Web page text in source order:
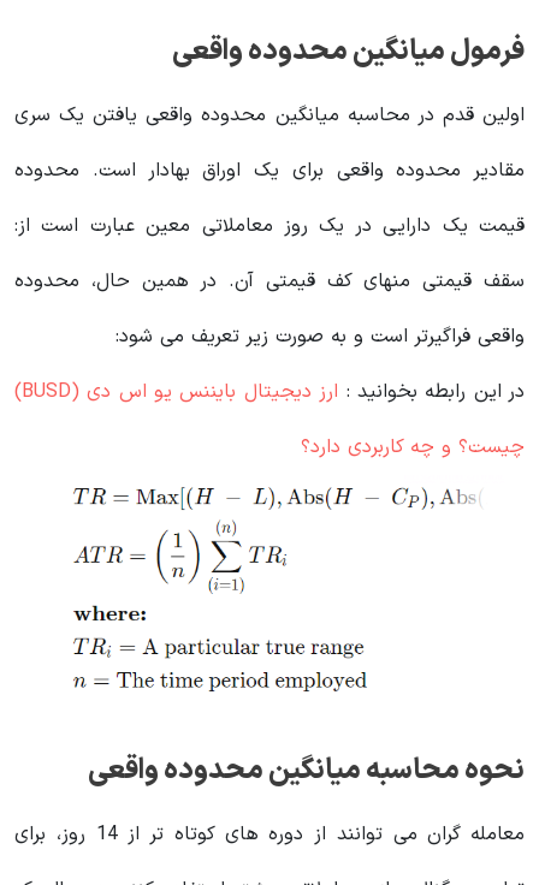
فرمول میانگین محدوده واقعی
اولین قدم در محاسبه میانگین محدوده واقعی یافتن یک سری
مقادیر محدوده واقعی برای یک اوراق بهادار است. محدوده
قیمت یک دارایی در یک روز معاملاتی معین عبارت است از:
سقف قیمتی منهای کف قیمتی آن. در همین حال، محدوده
واقعی فراگیرتر است و به صورت زیر تعریف می شود:
در این رابطه بخوانید‌ :
ارز دیجیتال بایننس یو اس دی (BUSD)
چیست؟ و چه کاربردی دارد؟
نحوه محاسبه میانگین محدوده واقعی
معامله گران می توانند از دوره های کوتاه تر از 14 روز، برای